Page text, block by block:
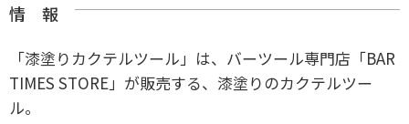
情 報
「漆塗りカクテルツール」は、バーツール専門店「BAR
TIMES STORE」が販売する、漆塗りのカクテルツー
ル。